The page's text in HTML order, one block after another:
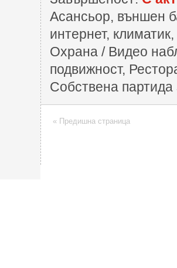
Асансьор, външен
интернет,
Охрана / Видео
подвижност,
Собствена
« Предишна страница